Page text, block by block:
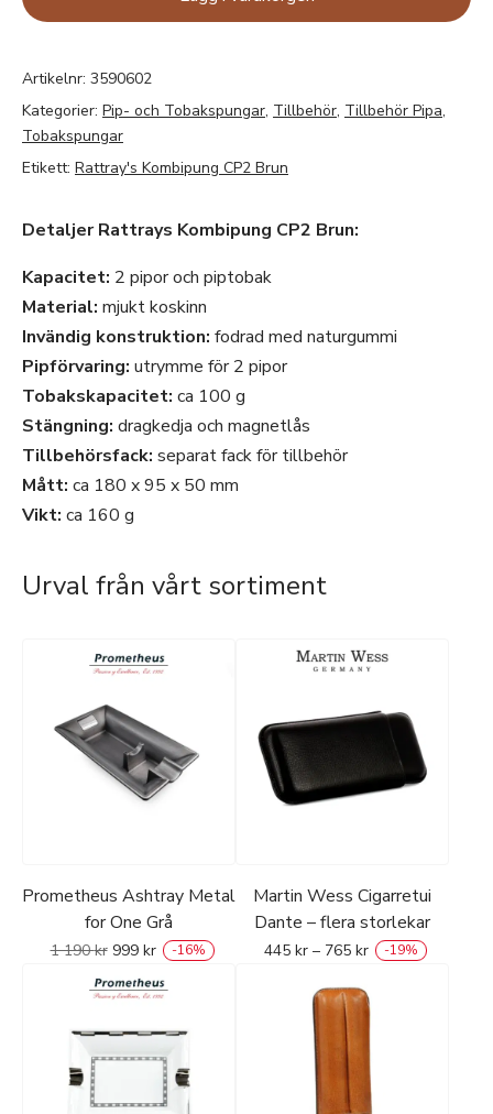
Artikelnr: 3590602
Kategorier: Pip- och Tobakspungar, Tillbehör, Tillbehör Pipa,
Tobakspungar
Etikett: Rattray's Kombipung CP2 Brun
Detaljer Rattrays Kombipung CP2 Brun:
Kapacitet: 2 pipor och piptobak
Material: mjukt koskinn
Invändig konstruktion: fodrad med naturgummi
Pipförvaring: utrymme för 2 pipor
Tobakskapacitet: ca 100 g
Stängning: dragkedja och magnetlås
Tillbehörsfack: separat fack för tillbehör
Mått: ca 180 x 95 x 50 mm
Vikt: ca 160 g
Urval från vårt sortiment
Prometheus Ashtray Metal
for One Grå
1 190kr 999 kr -16%
Martin Wess Cigarretui
Dante – flera storlekar
445 kr – 765 kr -19%